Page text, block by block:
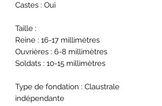
Castes : Oui
Taille :
Reine : 16-17 millimètres
Ouvrières : 6-8 millimètres
Soldats : 10-15 millimètres
Type de fondation : Claustrale
indépendante